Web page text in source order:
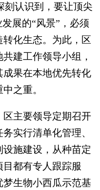
刻认识到，要让顶尖
展的“风景”，必须
化生态。为此，区
建工作领导小组，
果在本地优先转化
之重。
主要领导定期召开
实行清单化管理、
施建设，从种苗定
都有专人跟踪服
生物小西瓜示范基